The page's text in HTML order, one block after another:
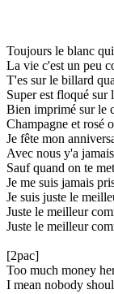
Toujours le blanc
La vie c'est un peu
T'es sur le billard
Super est floqué sur
Bien imprimé sur le
Champagne et rosé
Je fête mon
Avec nous y'a
Sauf quand on te
Je me suis jamais
Je suis juste le
Juste le meilleur
Juste le meilleur
[2pac]
Too much money
I mean nobody